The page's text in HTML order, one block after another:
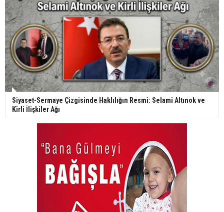
Siyaset-Sermaye Çizgisinde Haklılığın Resmi: Selami Altınok ve
Kirli İlişkiler Ağı